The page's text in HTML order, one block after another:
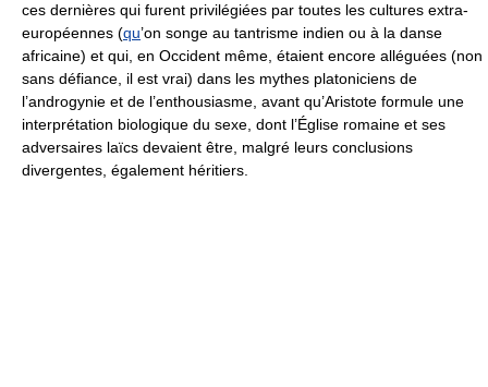
ces dernières qui furent privilégiées par toutes les cultures extra-
européennes (qu’on songe au tantrisme indien ou à la danse
africaine) et qui, en Occident même, étaient encore alléguées (non
sans défiance, il est vrai) dans les mythes platoniciens de
l’androgynie et de l’enthousiasme, avant qu’Aristote formule une
interprétation biologique du sexe, dont l’Église romaine et ses
adversaires laïcs devaient être, malgré leurs conclusions
divergentes, également héritiers.